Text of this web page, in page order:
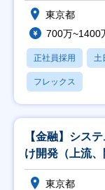
東京都
700万~1400
正社員採用 土
フレックス
【金融】シス
け開発（上流
東京都